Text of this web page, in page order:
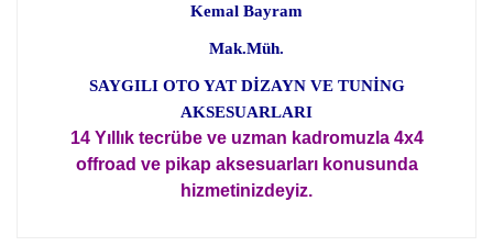
Kemal Bayram
Mak.Müh.
SAYGILI OTO YAT DİZAYN VE TUNİNG
AKSESUARLARI
14 Yıllık tecrübe ve uzman kadromuzla 4x4
offroad ve pikap aksesuarları konusunda
hizmetinizdeyiz.